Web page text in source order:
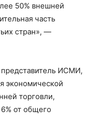
50% внешней
часть
стран», —
представитель ИСМИ,
экономической
торговли,
от общего